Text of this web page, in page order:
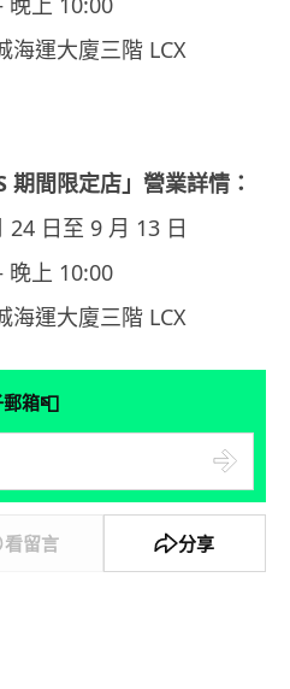
海運大廈三階 LCX
期間限定店」營業詳情：
24 日至 9 月 13 日
晚上 10:00
海運大廈三階 LCX
箱📮
看留言 分享